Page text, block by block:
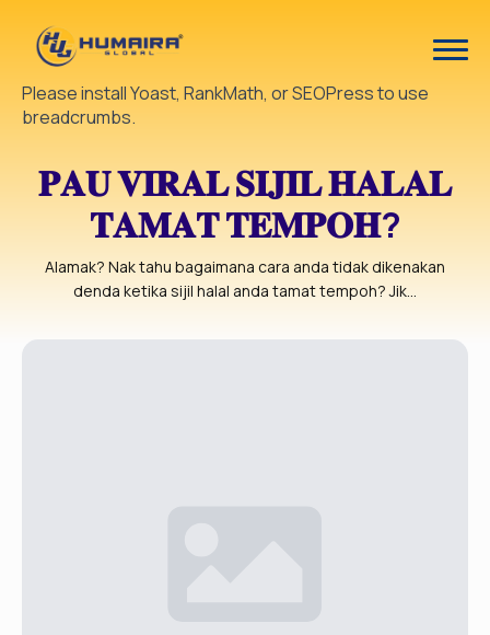
Please install Yoast, RankMath, or SEOPress to use
breadcrumbs.
𝐏𝐀𝐔 𝐕𝐈𝐑𝐀𝐋 𝐒𝐈𝐉𝐈𝐋 𝐇𝐀𝐋𝐀𝐋
𝐓𝐀𝐌𝐀𝐓 𝐓𝐄𝐌𝐏𝐎𝐇?
Alamak? Nak tahu bagaimana cara anda tidak dikenakan
denda ketika sijil halal anda tamat tempoh? Jik...